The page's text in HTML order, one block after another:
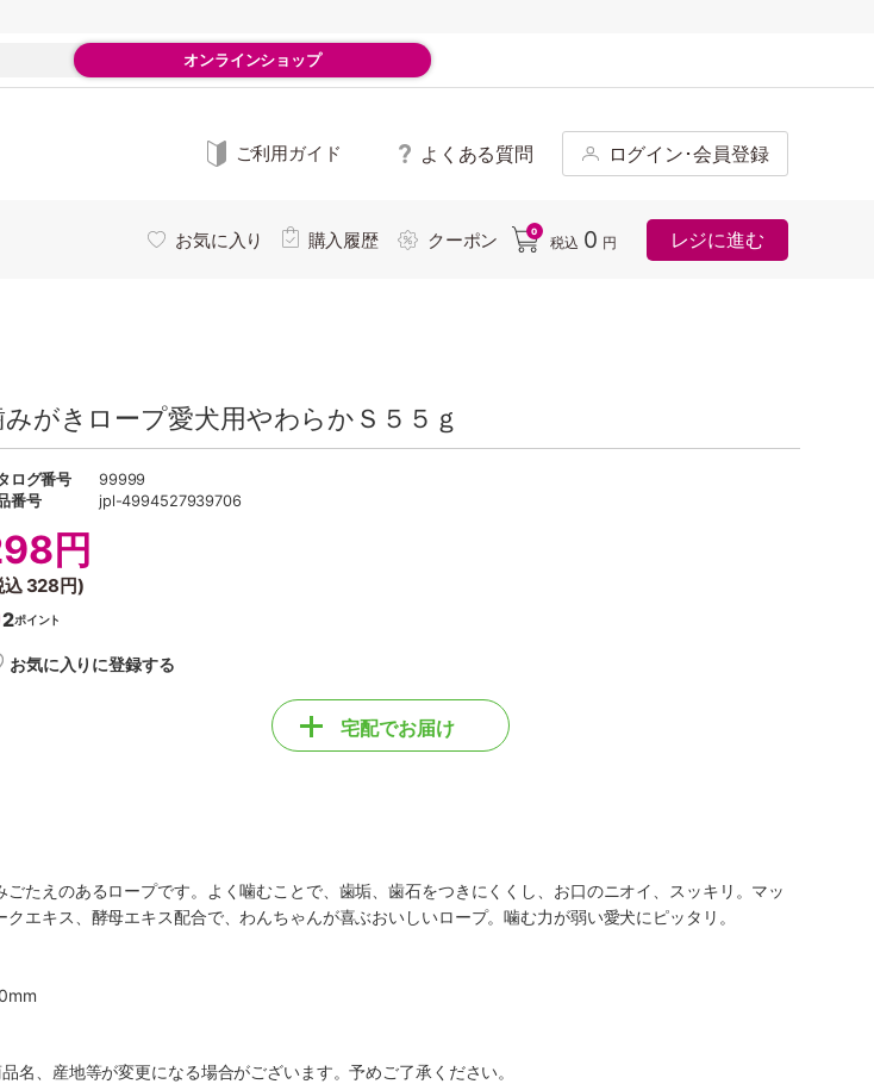
オンラインショップ
ご利用ガイド よくある質問 ログイン･会員登録
お気に入り 購入履歴 クーポン 0
税込 0 円 レジに進む
みがきロープ愛犬用やわらかＳ５５ｇ
ログ番号
99999
番号
jpl-4994527939706
円
込 328円)
2ポイント
お気に入りに登録する
宅配でお届け
たえのあるロープです。よく噛むことで、歯垢、歯石をつきにくくし、お口のニオイ、スッキリ。マッ
エキス、酵母エキス配合で、わんちゃんが喜ぶおいしいロープ。噛む力が弱い愛犬にピッタリ。
名、産地等が変更になる場合がございます。予めご了承ください。